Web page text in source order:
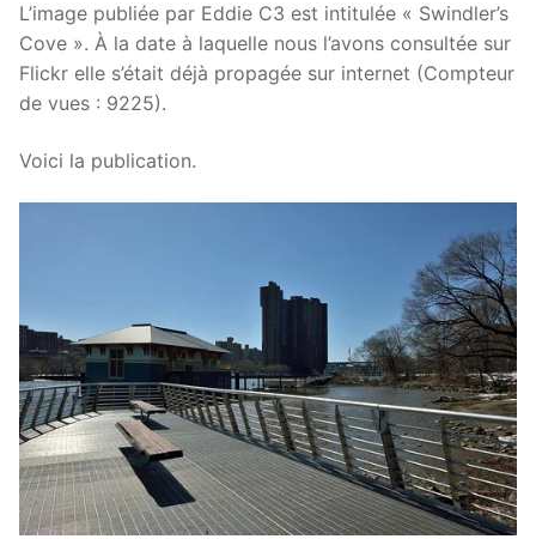
L’image publiée par Eddie C3 est intitulée « Swindler’s
Cove ». À la date à laquelle nous l’avons consultée sur
Flickr elle s’était déjà propagée sur internet (Compteur
de vues : 9225).
Voici la publication.